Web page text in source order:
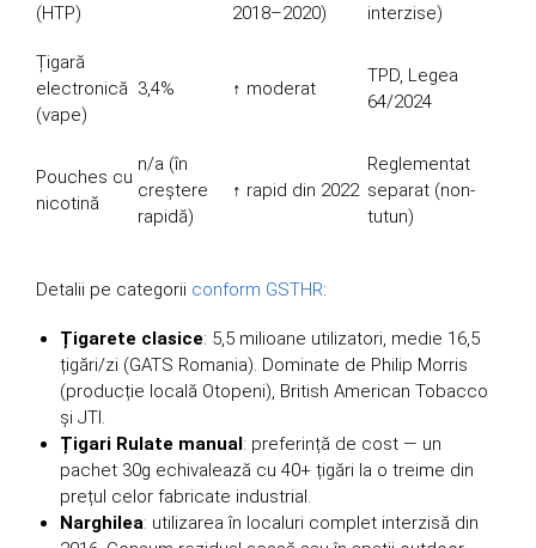
(HTP)
2018–2020)
interzise)
Țigară
electronică
(vape)
3,4% ↑ moderat
TPD, Legea
64/2024
Pouches cu
nicotină
n/a (în
creștere
rapidă)
↑ rapid din 2022
Reglementat
separat (non-
tutun)
Detalii pe categorii conform GSTHR:
Țigarete clasice: 5,5 milioane utilizatori, medie 16,5
țigări/zi (GATS Romania). Dominate de Philip Morris
(producție locală Otopeni), British American Tobacco
și JTI.
Țigari Rulate manual: preferință de cost — un
pachet 30g echivalează cu 40+ țigări la o treime din
prețul celor fabricate industrial.
Narghilea: utilizarea în localuri complet interzisă din